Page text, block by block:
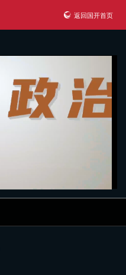
返回国开首页